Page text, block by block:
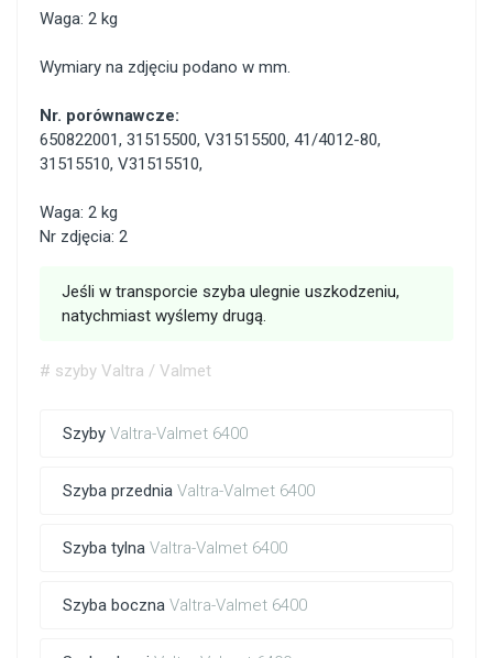
Szyby Valtra-Valmet 6400
Szyba przednia Valtra-Valmet 6400
Szyba tylna Valtra-Valmet 6400
Szyba boczna Valtra-Valmet 6400
Waga: 2 kg
Wymiary na zdjęciu podano w mm.
Nr. porównawcze:
650822001, 31515500, V31515500, 41/4012-80,
31515510, V31515510,
Waga: 2 kg
Nr zdjęcia: 2
Jeśli w transporcie szyba ulegnie uszkodzeniu,
natychmiast wyślemy drugą.
# szyby Valtra / Valmet